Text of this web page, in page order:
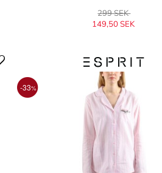
299 SEK
149,50 SEK
-33%